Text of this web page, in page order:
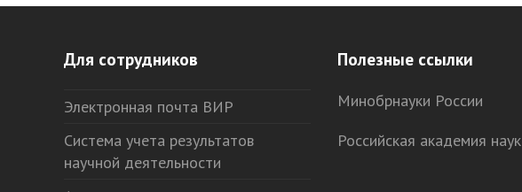
Для сотрудников
Электронная почта ВИР
Система учета результатов
научной деятельности
Полезные ссылки
Минобрнауки России
Российская академия наук